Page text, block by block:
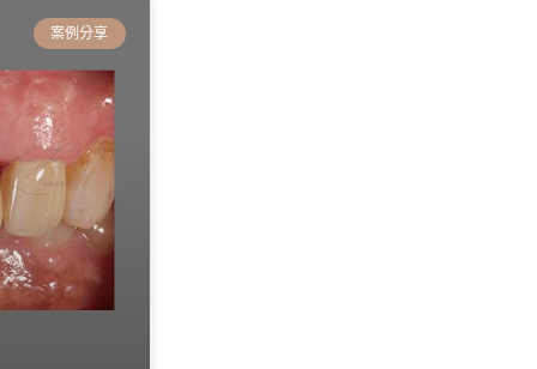
案例分享